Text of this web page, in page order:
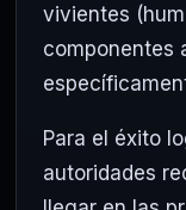
vivientes
componentes
Para el éxito
autoridades